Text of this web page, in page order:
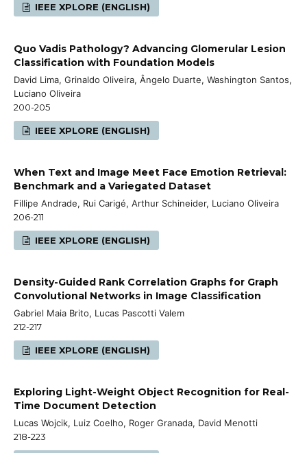
IEEE XPLORE (ENGLISH)
Quo Vadis Pathology? Advancing Glomerular Lesion
Classification with Foundation Models
David Lima, Grinaldo Oliveira, Ângelo Duarte, Washington Santos,
Luciano Oliveira
200-205
IEEE XPLORE (ENGLISH)
When Text and Image Meet Face Emotion Retrieval:
Benchmark and a Variegated Dataset
Fillipe Andrade, Rui Carigé, Arthur Schineider, Luciano Oliveira
206-211
IEEE XPLORE (ENGLISH)
Density-Guided Rank Correlation Graphs for Graph
Convolutional Networks in Image Classification
Gabriel Maia Brito, Lucas Pascotti Valem
212-217
IEEE XPLORE (ENGLISH)
Exploring Light-Weight Object Recognition for Real-
Time Document Detection
Lucas Wojcik, Luiz Coelho, Roger Granada, David Menotti
218-223